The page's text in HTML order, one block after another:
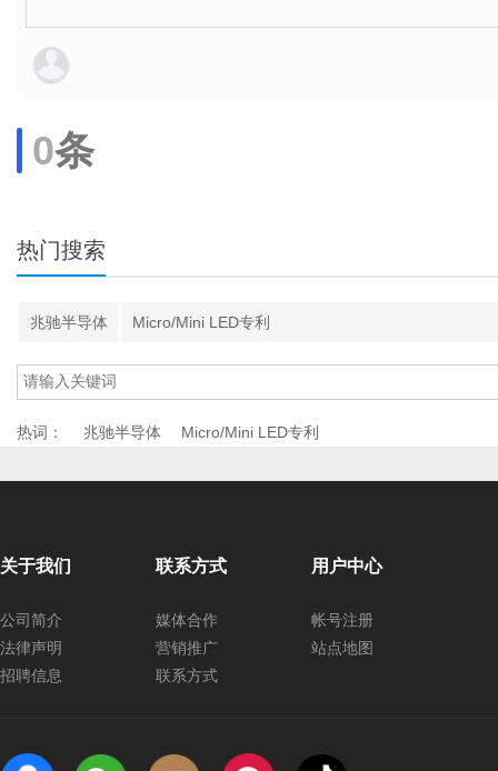
0条
热门搜索
兆驰半导体 Micro/Mini LED专利
热词： 兆驰半导体 Micro/Mini LED专利
关于我们
公司简介
法律声明
招聘信息
联系方式
媒体合作
营销推广
联系方式
用户中心
帐号注册
站点地图